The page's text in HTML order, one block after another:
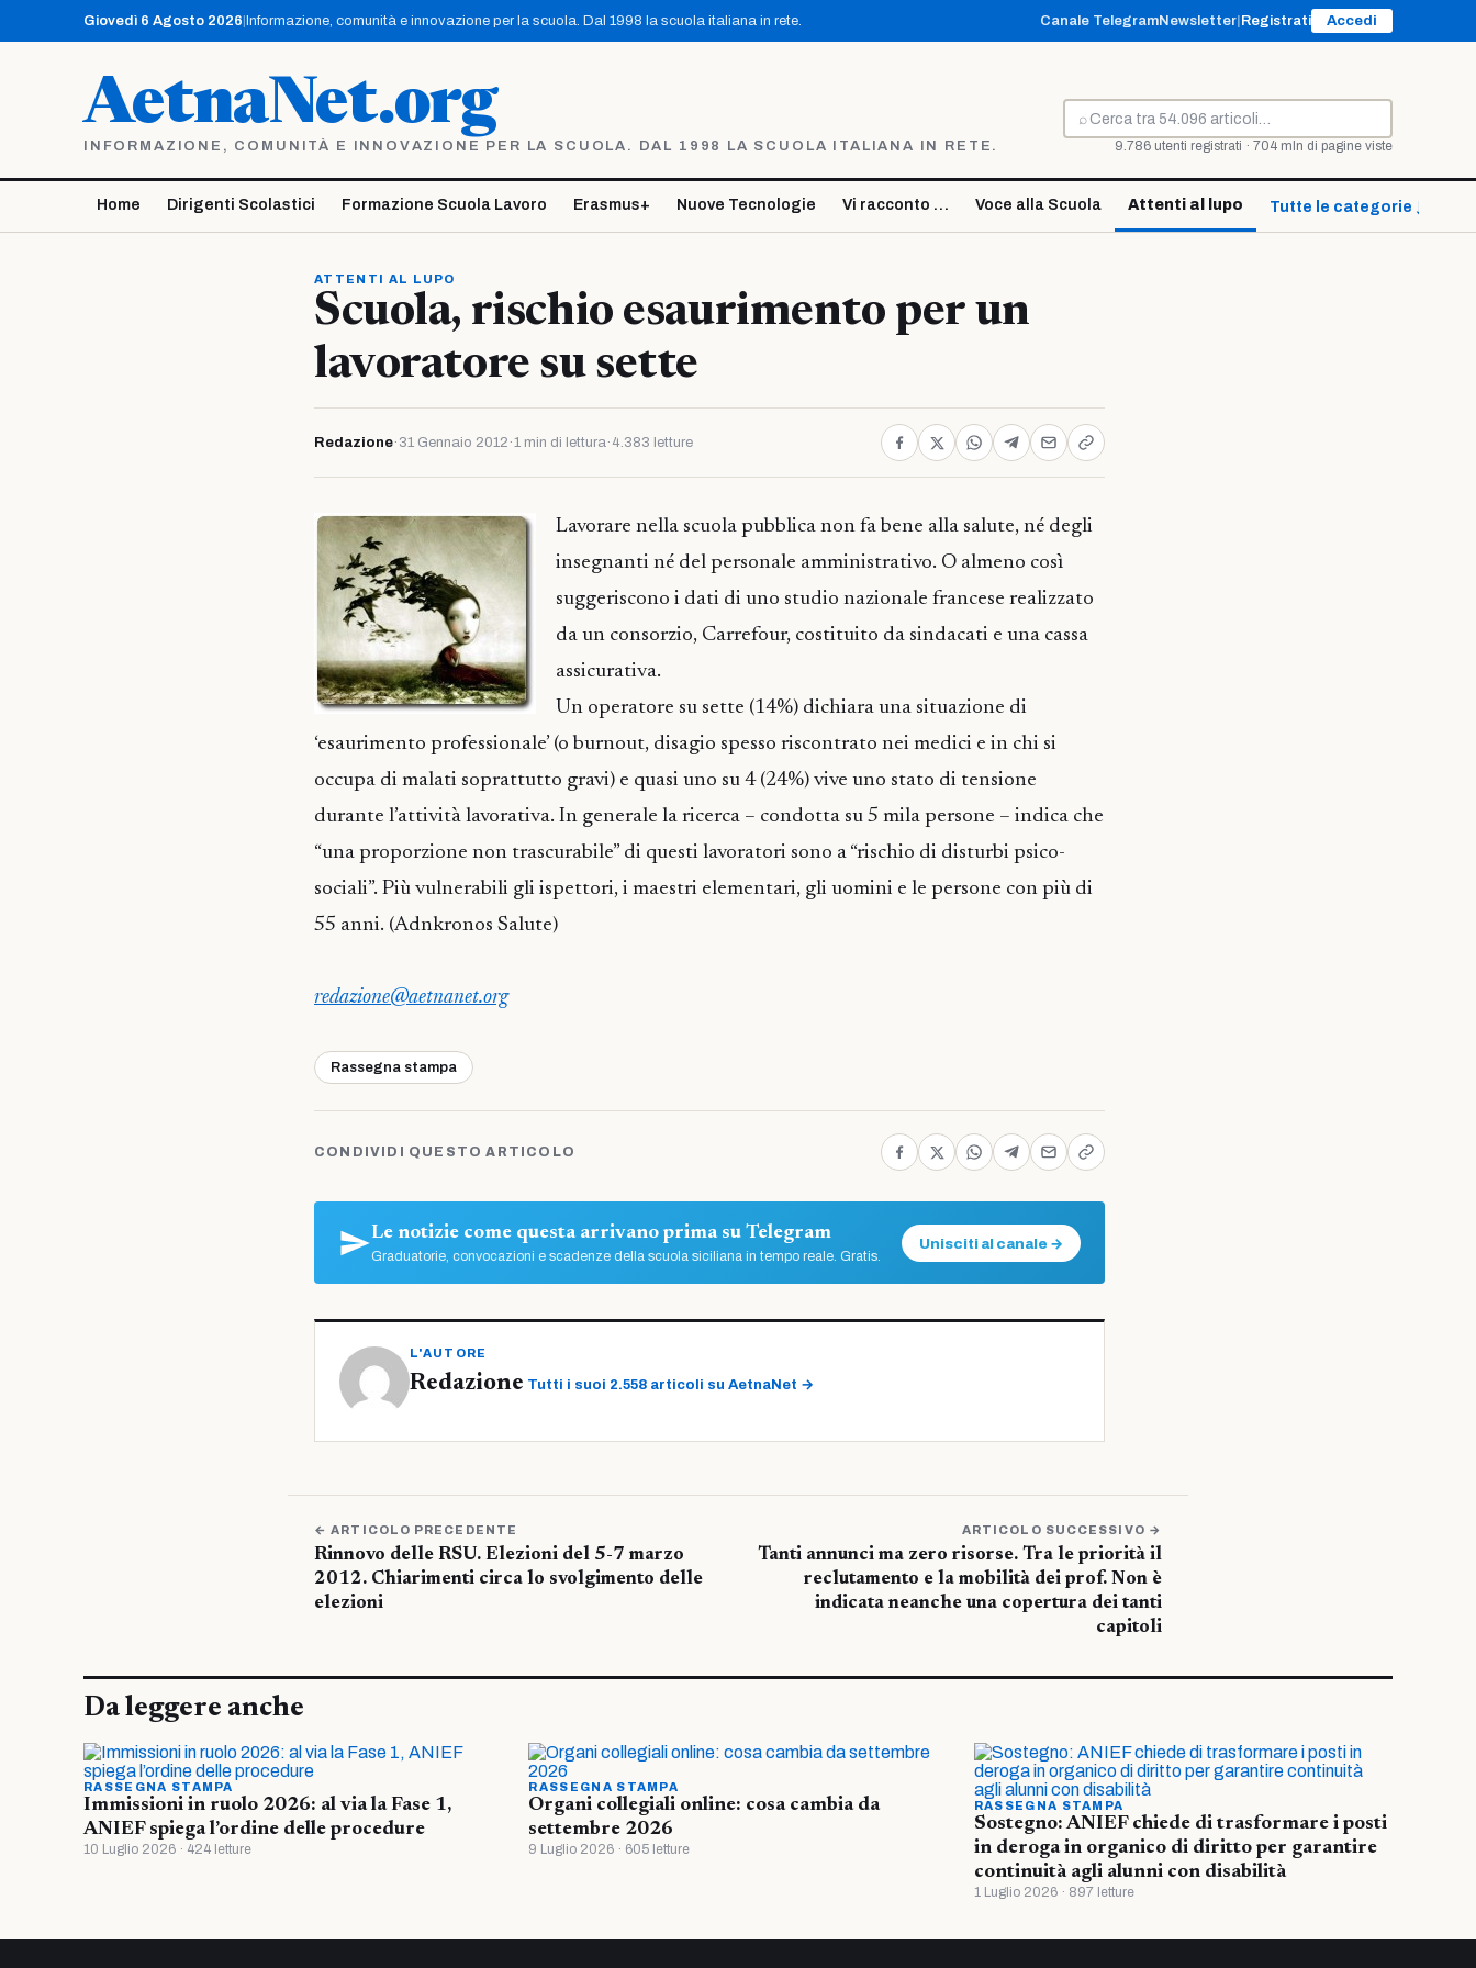
contenuto
Giovedì 6 Agosto 2026 Informazione, comunità e innovazione per la scuola. Dal 1998 la scuola italiana in rete. Canale TelegramNewsletter Registrati Accedi
AetnaNet.org
INFORMAZIONE, COMUNITÀ E INNOVAZIONE PER LA SCUOLA. DAL 1998 LA SCUOLA ITALIANA IN RETE.
⌕
Cerca
9.786 utenti registrati · 704 mln di pagine viste
Home Dirigenti Scolastici Formazione Scuola Lavoro Erasmus+ Nuove Tecnologie Vi racconto … Voce alla Scuola Attenti al lupo Tutte le categorie ↓
ATTENTI AL LUPO
Scuola, rischio esaurimento per un
lavoratore su sette
Redazione· 31 Gennaio 2012 ·1 min di lettura· 4.383 letture
Lavorare nella scuola pubblica non fa bene alla salute, né degli
insegnanti né del personale amministrativo. O almeno così
suggeriscono i dati di uno studio nazionale francese realizzato
da un consorzio, Carrefour, costituito da sindacati e una cassa
assicurativa.
Un operatore su sette (14%) dichiara una situazione di
‘esaurimento professionale’ (o burnout, disagio spesso riscontrato nei medici e in chi si
occupa di malati soprattutto gravi) e quasi uno su 4 (24%) vive uno stato di tensione
durante l’attività lavorativa. In generale la ricerca – condotta su 5 mila persone – indica che
“una proporzione non trascurabile” di questi lavoratori sono a “rischio di disturbi psico-
sociali”. Più vulnerabili gli ispettori, i maestri elementari, gli uomini e le persone con più di
55 anni. (Adnkronos Salute)
redazione@aetnanet.org
Rassegna stampa
CONDIVIDI QUESTO ARTICOLO
Le notizie come questa arrivano prima su Telegram
Graduatorie, convocazioni e scadenze della scuola siciliana in tempo reale. Gratis.
Unisciti al canale →
L'AUTORE
Redazione Tutti i suoi 2.558 articoli su AetnaNet →
← ARTICOLO PRECEDENTE
Rinnovo delle RSU. Elezioni del 5-7 marzo
2012. Chiarimenti circa lo svolgimento delle
elezioni
ARTICOLO SUCCESSIVO →
Tanti annunci ma zero risorse. Tra le priorità il
reclutamento e la mobilità dei prof. Non è
indicata neanche una copertura dei tanti
capitoli
Da leggere anche
RASSEGNA STAMPA
Immissioni in ruolo 2026: al via la Fase 1,
ANIEF spiega l’ordine delle procedure
10 Luglio 2026 · 424 letture
RASSEGNA STAMPA
Organi collegiali online: cosa cambia da
settembre 2026
9 Luglio 2026 · 605 letture
RASSEGNA STAMPA
Sostegno: ANIEF chiede di trasformare i posti
in deroga in organico di diritto per garantire
continuità agli alunni con disabilità
1 Luglio 2026 · 897 letture